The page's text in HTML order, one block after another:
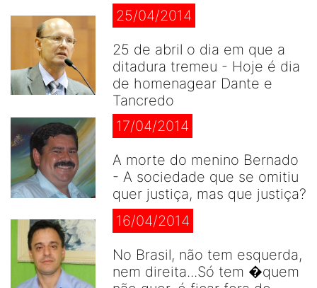
25/04/2014
25 de abril o dia em que a
ditadura tremeu - Hoje é dia
de homenagear Dante e
Tancredo
17/04/2014
A morte do menino Bernado
- A sociedade que se omitiu
quer justiça, mas que justiça?
16/04/2014
No Brasil, não tem esquerda,
nem direita...Só tem �quem